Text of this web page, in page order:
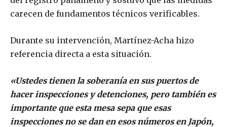
carecen de fundamentos técnicos verificables.
Durante su intervención, Martínez-Acha hizo
referencia directa a esta situación.
«Ustedes tienen la soberanía en sus puertos de
hacer inspecciones y detenciones, pero también es
importante que esta mesa sepa que esas
inspecciones no se dan en esos números en Japón,